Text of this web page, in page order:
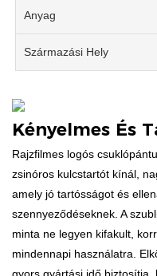
Anyag
Származási Hely
Kényelmes És
Rajzfilmes logós
zsinóros kulcstartót kínál,
amely jó tartósságot és
szennyeződéseknek. A
minta ne legyen kifakult,
mindennapi használatra.